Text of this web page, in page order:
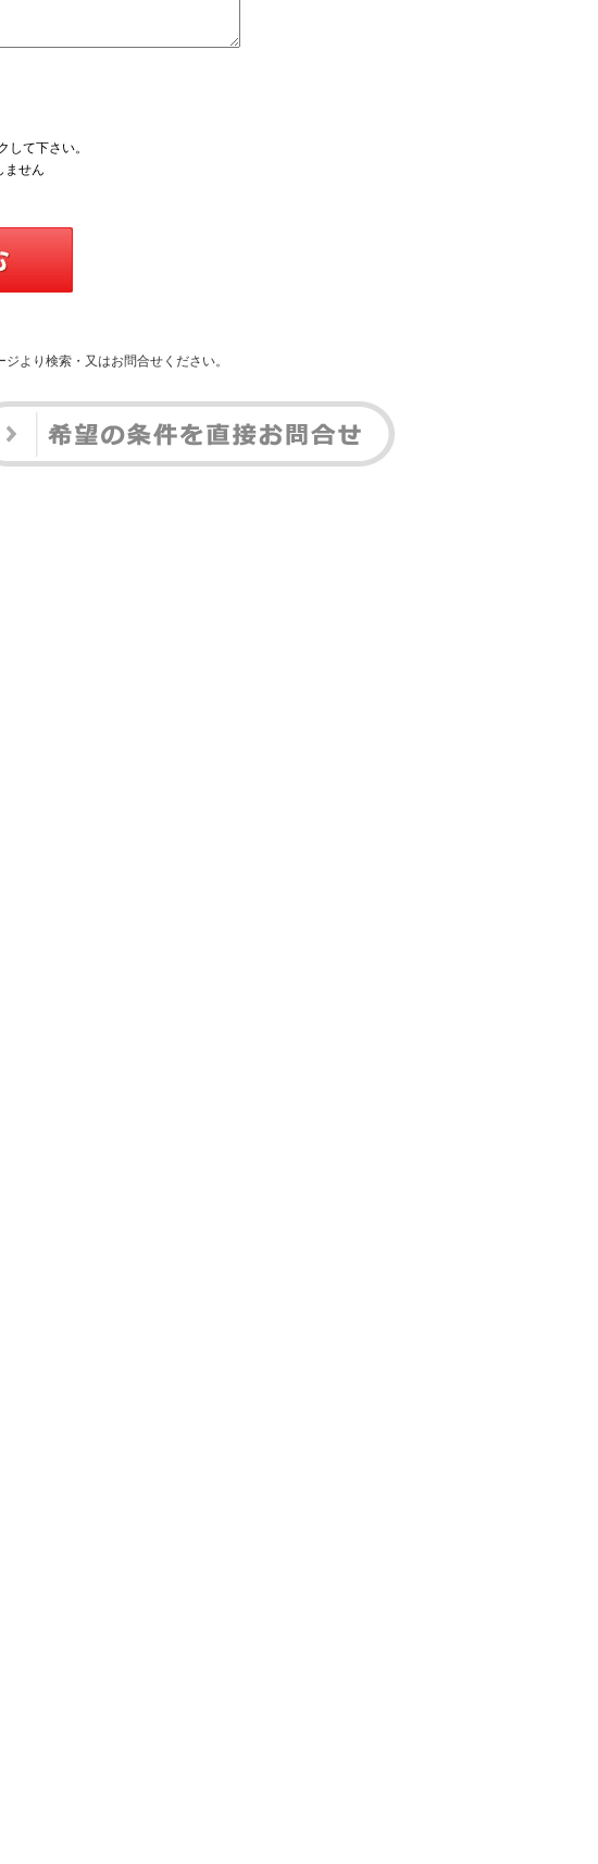
して下さい。
ません
より検索・又はお問合せください。